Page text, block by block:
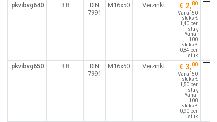
pkvibvg640 8.8
DIN
7991
M16x50 Verzinkt € 2,80
Vanaf 50
stuks €
1,40 per
stuk
Vanaf
100
stuks €
0,84 per
stuk
pkvibvg650 8.8
DIN
7991
M16x60 Verzinkt € 3,00
Vanaf 50
stuks €
1,50 per
stuk
Vanaf
100
stuks €
0,90 per
stuk